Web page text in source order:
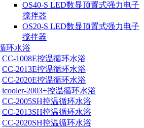
OS40-S LED数显顶置式强力电子
搅拌器
OS20-S LED数显顶置式强力电子
搅拌器
环水浴
CC-1008E控温循环水浴
CC-2013E控温循环水浴
CC-2020E控温循环水浴
icooler-2003+控温循环水浴
CC-2005SH控温循环水浴
CC-2013SH控温循环水浴
CC-2020SH控温循环水浴